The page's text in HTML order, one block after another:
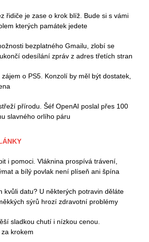
řidiče je zase o krok blíž. Bude si s vámi
kterých památek jedete
bezplatného Gmailu, zlobí se
odesílání zpráv z adres třetích stran
o PS5. Konzolí by měl být dostatek,
přírodu. Šéf OpenAI poslal přes 100
slavného orlího páru
i pomoci. Vláknina prospívá trávení,
a bílý povlak není plíseň ani špína
kvůli datu? U některých potravin děláte
sýrů hrozí zdravotní problémy
sladkou chutí i nízkou cenou.
krokem